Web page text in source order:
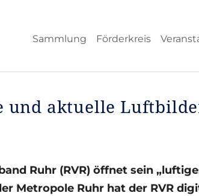
Sammlung Förderkreis
und aktuelle
Ruhr (RVR) öffnet sein
Metropole Ruhr hat der RVR